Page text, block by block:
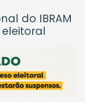
do IBRAM